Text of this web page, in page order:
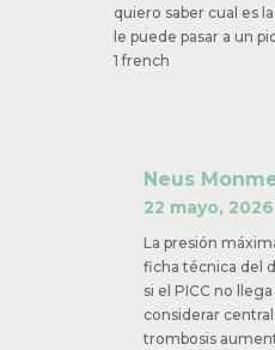
quiero saber cual es
le puede pasar a un
1 french
Neus
22 mayo,
La presión
ficha técnica del
si el PICC no
considerar
trombosis